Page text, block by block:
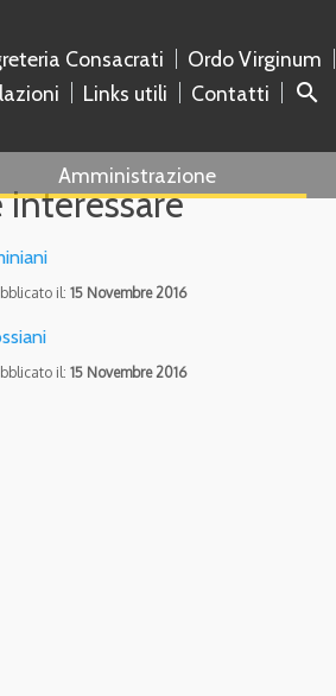
Consacrati
Ordo Virginum
Links utili Contatti search
Amministrazione
il:15 Novembre 2016
il:15 Novembre 2016